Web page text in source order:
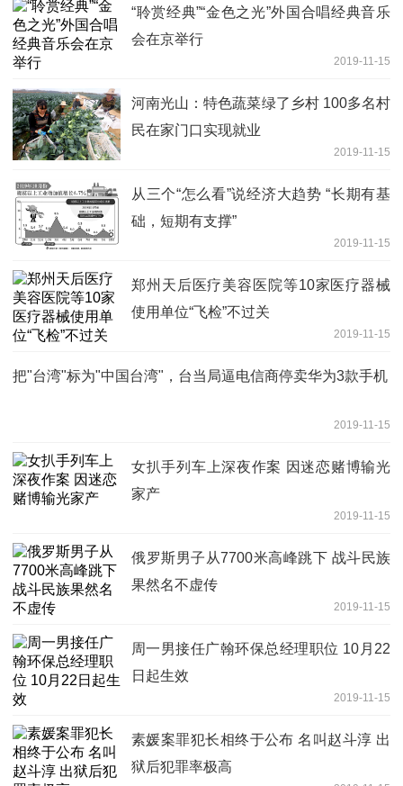
“聆赏经典”“金色之光”外国合唱经典音乐
会在京举行
2019-11-15
河南光山：特色蔬菜绿了乡村 100多名村
民在家门口实现就业
2019-11-15
从三个“怎么看”说经济大趋势 “长期有基
础，短期有支撑”
2019-11-15
郑州天后医疗美容医院等10家医疗器械
使用单位“飞检”不过关
2019-11-15
把"台湾"标为"中国台湾"，台当局逼电信商停卖华为3款手机
2019-11-15
女扒手列车上深夜作案 因迷恋赌博输光
家产
2019-11-15
俄罗斯男子从7700米高峰跳下 战斗民族
果然名不虚传
2019-11-15
周一男接任广翰环保总经理职位 10月22
日起生效
2019-11-15
素媛案罪犯长相终于公布 名叫赵斗淳 出
狱后犯罪率极高